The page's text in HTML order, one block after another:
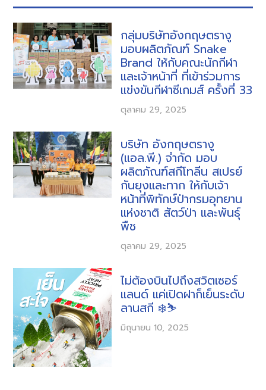
กลุ่มบริษัทอังกฤษตรางู
มอบผลิตภัณฑ์ Snake
Brand ให้กับคณะนักกีฬา
และเจ้าหน้าที่ ที่เข้าร่วมการ
แข่งขันกีฬาซีเกมส์ ครั้งที่ 33
ตุลาคม 29, 2025
บริษัท อังกฤษตรางู
(แอล.พี.) จำกัด มอบ
ผลิตภัณฑ์สกีโทลีน สเปรย์
กันยุงและทาก ให้กับเจ้า
หน้าที่พิทักษ์ป่ากรมอุทยาน
แห่งชาติ สัตว์ป่า และพันธุ์
พืช
ตุลาคม 29, 2025
ไม่ต้องบินไปถึงสวิตเซอร์
แลนด์ แค่เปิดฝาก็เย็นระดับ
ลานสกี ❄️⛷️
มิถุนายน 10, 2025